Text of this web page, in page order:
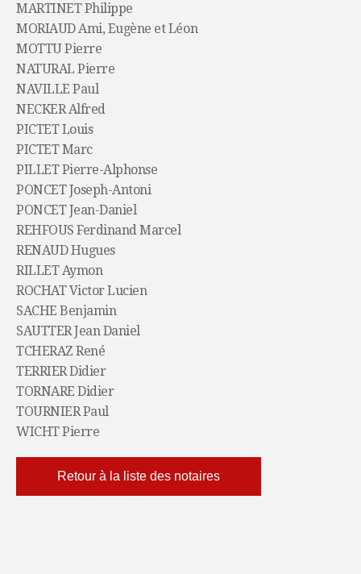
MARTINET Philippe
MORIAUD Ami, Eugène et Léon
MOTTU Pierre
NATURAL Pierre
NAVILLE Paul
NECKER Alfred
PICTET Louis
PICTET Marc
PILLET Pierre-Alphonse
PONCET Joseph-Antoni
PONCET Jean-Daniel
REHFOUS Ferdinand Marcel
RENAUD Hugues
RILLET Aymon
ROCHAT Victor Lucien
SACHE Benjamin
SAUTTER Jean Daniel
TCHERAZ René
TERRIER Didier
TORNARE Didier
TOURNIER Paul
WICHT Pierre
Retour à la liste des notaires